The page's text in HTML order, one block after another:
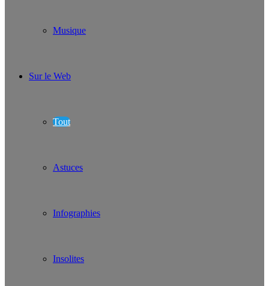
Musique
Sur le Web
Tout
Astuces
Infographies
Insolites